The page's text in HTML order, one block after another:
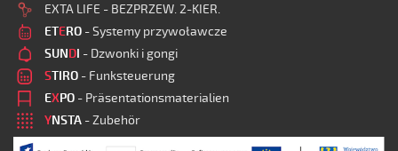
EXTA LIFE - BEZPRZEW. 2-KIER.
ETERO - Systemy przywoławcze
SUNDI - Dzwonki i gongi
STIRO - Funksteuerung
EXPO - Präsentationsmaterialien
YNSTA - Zubehör